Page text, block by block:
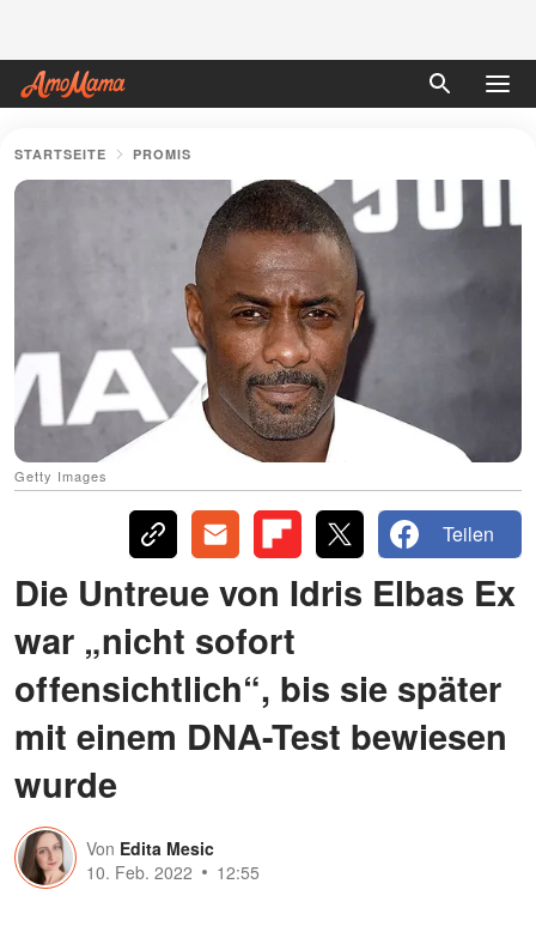
STARTSEITE PROMIS
Getty Images
Teilen
Die Untreue von Idris Elbas Ex
war „nicht sofort
offensichtlich“, bis sie später
mit einem DNA-Test bewiesen
wurde
Von Edita Mesic
10. Feb. 2022
12:55